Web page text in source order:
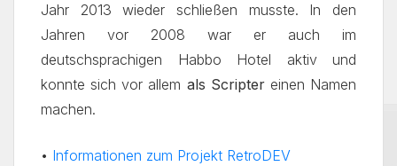
Jahr 2013 wieder schließen musste. In den
Jahren vor 2008 war er auch im
deutschsprachigen Habbo Hotel aktiv und
konnte sich vor allem als Scriptereinen Namen
machen.
• Informationen zum Projekt RetroDEV